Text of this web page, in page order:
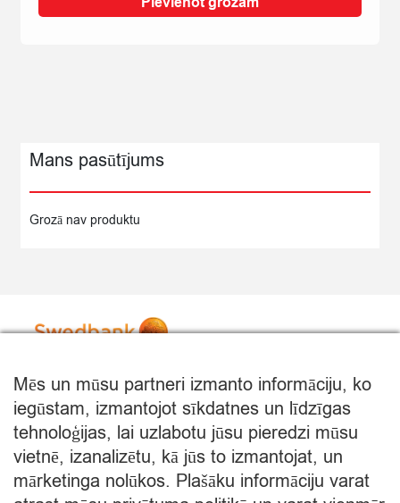
Mans pasūtījums
Grozā nav produktu
Mēs un mūsu partneri izmanto informāciju, ko
iegūstam, izmantojot sīkdatnes un līdzīgas
tehnoloģijas, lai uzlabotu jūsu pieredzi mūsu
vietnē, izanalizētu, kā jūs to izmantojat, un
mārketinga nolūkos. Plašāku informāciju varat